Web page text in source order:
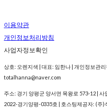
이용약관
개인정보처리방침
사업자정보확인
상호: 오렌지색 | 대표: 임한나 | 개인정보관
totalhanna@naver.com
주소: 경기 양평군 양서면 목왕로 573-12 | 사
2022-경기양평-0335호 | 호스팅제공자: (주)